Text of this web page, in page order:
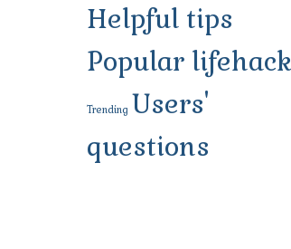
Helpful tips
Popular
Trending Users'
questions